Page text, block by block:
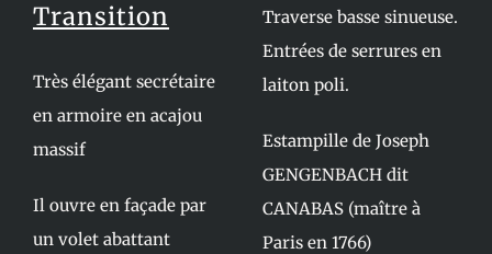
Transition
Très élégant secrétaire
en armoire en acajou
massif
Il ouvre en façade par
un volet abattant
Traverse basse sinueuse.
Entrées de serrures en
laiton poli.
Estampille de Joseph
GENGENBACH dit
CANABAS (maître à
Paris en 1766)